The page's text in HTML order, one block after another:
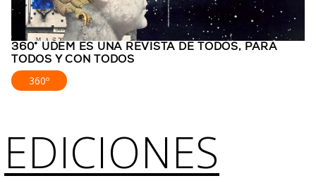
360° UDEM ES UNA REVISTA DE TODOS, PARA
TODOS Y CON TODOS
360º
EDICIONES